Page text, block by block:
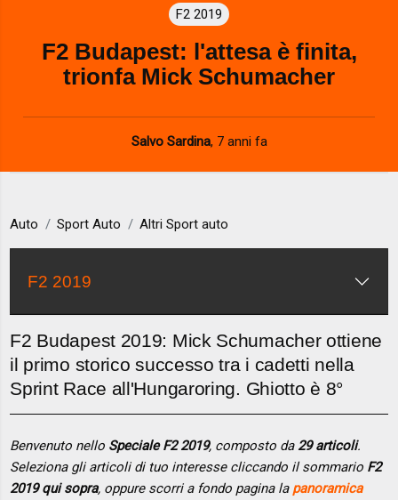
F2 2019
F2 Budapest: l'attesa è finita,
trionfa Mick Schumacher
Salvo Sardina, 7 anni fa
Auto Sport Auto Altri Sport auto
F2 2019
F2 Budapest 2019: Mick Schumacher ottiene
il primo storico successo tra i cadetti nella
Sprint Race all'Hungaroring. Ghiotto è 8°
Benvenuto nello Speciale F2 2019, composto da 29 articoli.
Seleziona gli articoli di tuo interesse cliccando il sommario F2
2019 qui sopra, oppure scorri a fondo pagina la panoramica